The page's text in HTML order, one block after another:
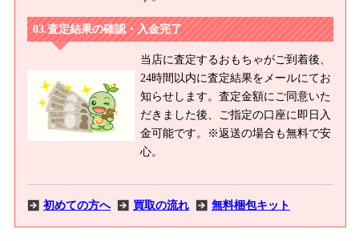
査定結果の確認・入金完了
当店に査定するおもちゃがご到着後、
24時間以内に査定結果をメールにてお
知らせします。査定金額にご同意いた
だきました後、ご指定の口座に即日入
金可能です。※返送の場合も無料で安
心。
初めての方へ 買取の流れ 無料梱包キット